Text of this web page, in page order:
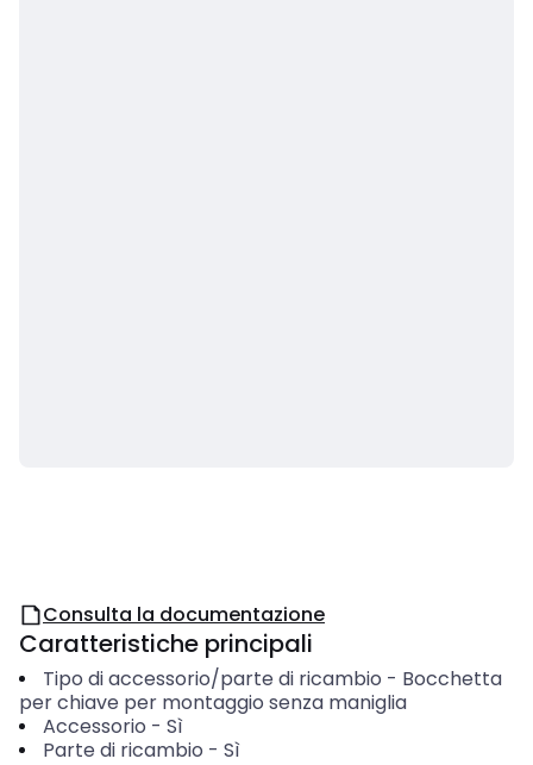
Consulta la documentazione
Caratteristiche principali
Tipo di accessorio/parte di ricambio - Bocchetta
per chiave per montaggio senza maniglia
Accessorio - Sì
Parte di ricambio - Sì